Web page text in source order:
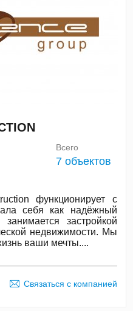
Всего
7 объектов
функционирует с
себя как надёжный
застройкой
недвижимости. Мы
ваши мечты....
Связаться с компанией